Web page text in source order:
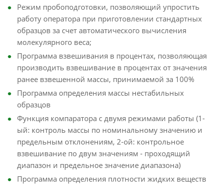
Режим пробоподготовки, позволяющий упростить
работу оператора при приготовлении стандартных
образцов за счет автоматического вычисления
молекулярного веса;
Программа взвешивания в процентах, позволяющая
производить взвешивание в процентах от значения
ранее взвешенной массы, принимаемой за 100%
Программа определения массы нестабильных
образцов
Функция компаратора с двумя режимами работы (1-
ый: контроль массы по номинальному значению и
предельным отклонениям, 2-ой: контрольное
взвешивание по двум значениям - проходящий
диапазон и предельное значение диапазона)
Программа определения плотности жидких веществ